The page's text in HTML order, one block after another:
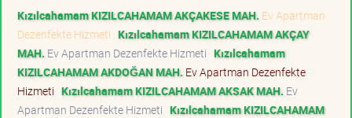
Kızılcahamam KIZILCAHAMAM AKÇAKESE MAH. Ev Apartman
Dezenfekte Hizmeti Kızılcahamam KIZILCAHAMAM AKÇAY
MAH. Ev Apartman Dezenfekte Hizmeti Kızılcahamam
KIZILCAHAMAM AKDOĞAN MAH. Ev Apartman Dezenfekte
Hizmeti Kızılcahamam KIZILCAHAMAM AKSAK MAH. Ev
Apartman Dezenfekte Hizmeti Kızılcahamam KIZILCAHAMAM